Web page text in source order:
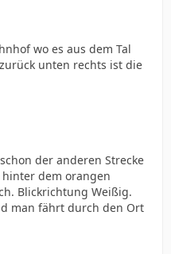
wo es aus dem Tal
unten rechts ist die
der anderen Strecke
dem orangen
Blickrichtung Weißig.
man fährt durch den Ort